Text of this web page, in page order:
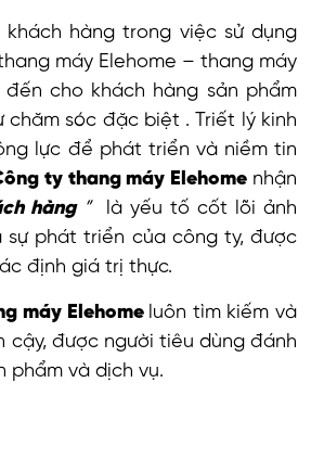
hàng trong việc sử dụng
máy Elehome – thang máy
cho khách hàng sản phẩm
sóc đặc biệt . Triết lý kinh
lực để phát triển và niềm tin
ty thang máy Elehome nhận
hàng ”là yếu tố cốt lõi ảnh
sự phát triển của công ty, được
định giá trị thực.
máy Elehome luôn tìm kiếm và
được người tiêu dùng đánh
phẩm và dịch vụ.